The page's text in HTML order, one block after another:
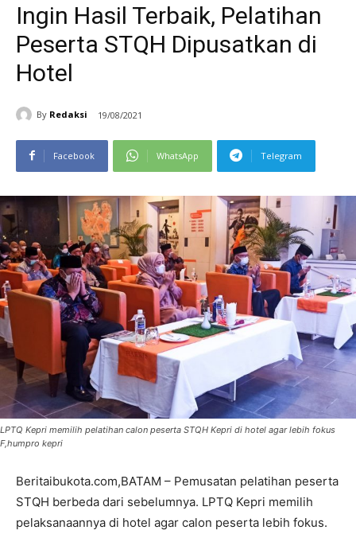
Ingin Hasil Terbaik, Pelatihan
Peserta STQH Dipusatkan di
Hotel
By Redaksi 19/08/2021
Facebook WhatsApp Telegram
LPTQ Kepri memilih pelatihan calon peserta STQH Kepri di hotel agar lebih fokus
F,humpro kepri
Beritaibukota.com,BATAM – Pemusatan pelatihan peserta
STQH berbeda dari sebelumnya. LPTQ Kepri memilih
pelaksanaannya di hotel agar calon peserta lebih fokus.